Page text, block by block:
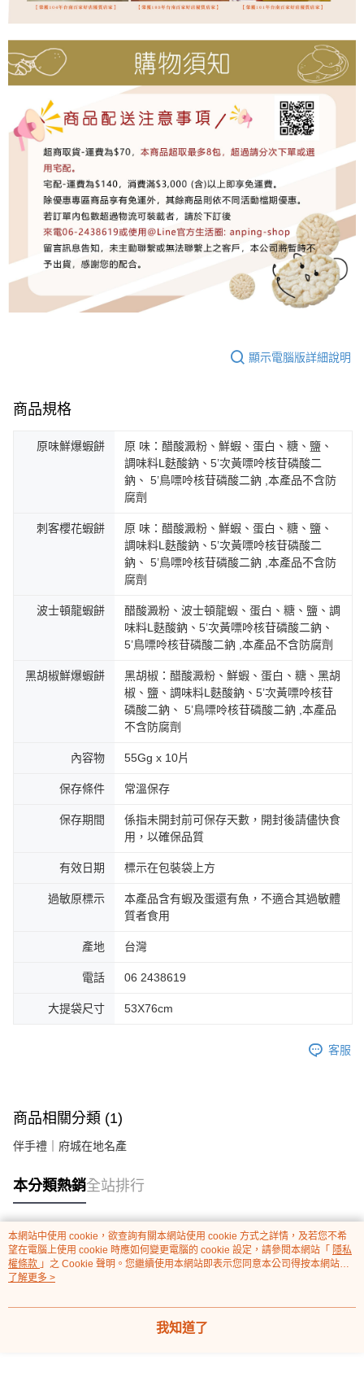
顯示電腦版詳細說明
商品規格
原味鮮爆蝦餅
原 味：醋酸澱粉、鮮蝦、蛋白、糖、鹽、
調味料L麩酸鈉、5’次黃嘌呤核苷磷酸二
鈉、 5’鳥嘌呤核苷磷酸二鈉 ,本產品不含防
腐劑
刺客櫻花蝦餅
原 味：醋酸澱粉、鮮蝦、蛋白、糖、鹽、
調味料L麩酸鈉、5’次黃嘌呤核苷磷酸二
鈉、 5’鳥嘌呤核苷磷酸二鈉 ,本產品不含防
腐劑
波士頓龍蝦餅
醋酸澱粉、波士頓龍蝦、蛋白、糖、鹽、調
味料L麩酸鈉、5’次黃嘌呤核苷磷酸二鈉、
5’鳥嘌呤核苷磷酸二鈉 ,本產品不含防腐劑
黑胡椒鮮爆蝦餅
黑胡椒：醋酸澱粉、鮮蝦、蛋白、糖、黑胡
椒、鹽、調味料L麩酸鈉、5’次黃嘌呤核苷
磷酸二鈉、 5’鳥嘌呤核苷磷酸二鈉 ,本產品
不含防腐劑
內容物 55Gg x 10片
保存條件 常溫保存
保存期間
係指未開封前可保存天數，開封後請儘快食
用，以確保品質
有效日期 標示在包裝袋上方
過敏原標示
本產品含有蝦及蛋還有魚，不適合其過敏體
質者食用
產地 台灣
電話 06 2438619
大提袋尺寸 53X76cm
客服
商品相關分類 (1)
伴手禮｜府城在地名產
本分類熱銷全站排行
熱門標籤
本網站中使用 cookie，欲查詢有關本網站使用 cookie 方式之詳情，及若您不希
望在電腦上使用 cookie 時應如何變更電腦的 cookie 設定，請參閱本網站「 隱私
權條款 」之 Cookie 聲明。您繼續使用本網站即表示您同意本公司得按本網站使
用條款之 Cookie 聲明使用 cookie。
了解更多 >
我知道了